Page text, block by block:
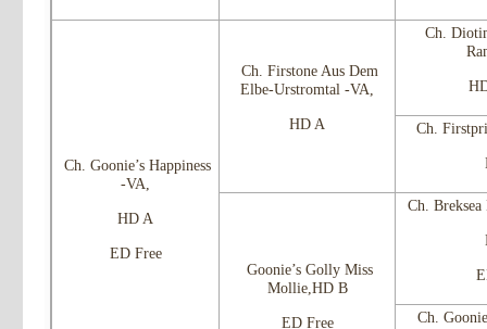
Ch. Goonie’s Happiness
-VA,
HD A
ED Free
Ch. Firstone Aus Dem
Elbe-Urstromtal -VA,
HD A
Ch.
Ch.
Goonie’s Golly Miss
Mollie,HD B
ED Free
Ch.
Ch.